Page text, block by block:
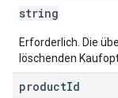
string
Erforderlich. Die
löschenden
productId